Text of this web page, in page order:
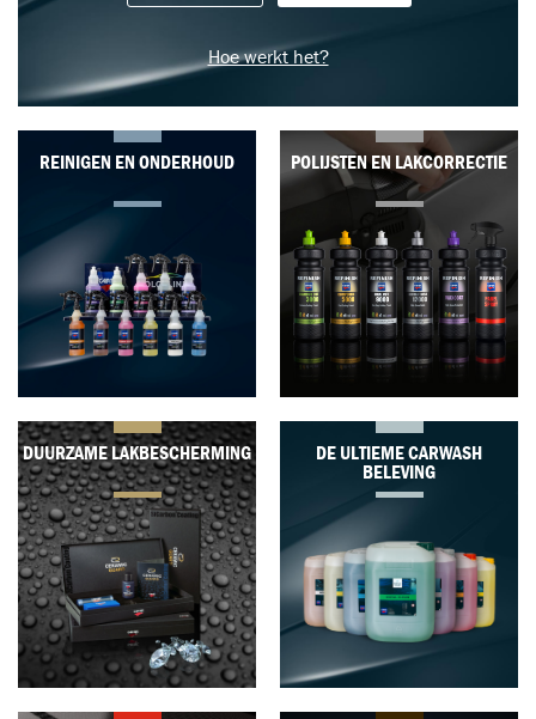
Hoe werkt het?
REINIGEN EN ONDERHOUD POLIJSTEN EN LAKCORRECTIE
DUURZAME LAKBESCHERMING
DE ULTIEME CARWASH
BELEVING